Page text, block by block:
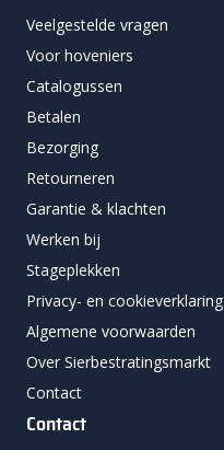
Veelgestelde vragen
Voor hoveniers
Catalogussen
Betalen
Bezorging
Retourneren
Garantie & klachten
Werken bij
Stageplekken
Privacy- en cookieverklaring
Algemene voorwaarden
Over Sierbestratingsmarkt
Contact
Contact